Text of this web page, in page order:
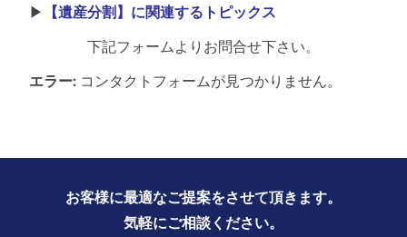
▶
【遺産分割】に関連するトピックス
下記フォームよりお問合せ下さい。
エラー: コンタクトフォームが見つかりません。
お客様に最適なご提案をさせて頂きます。
気軽にご相談ください。